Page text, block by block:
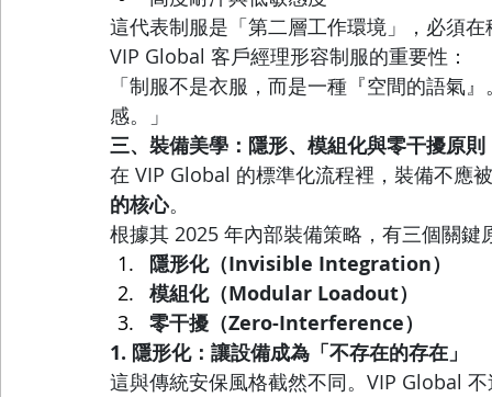
這代表制服是「第二層工作環境」，必須
VIP Global 客戶經理形容制服的重要性：
「制服不是衣服，而是一種『空間的語氣
感。」
三、裝備美學：隱形、模組化與零干擾原則
在 VIP Global 的標準化流程裡，裝備不
的核心。
根據其 2025 年內部裝備策略，有三個關鍵
隱形化（Invisible Integration）
模組化（Modular Loadout）
零干擾（Zero-Interference）
1. 隱形化：讓設備成為「不存在的存在」
這與傳統安保風格截然不同。VIP Global